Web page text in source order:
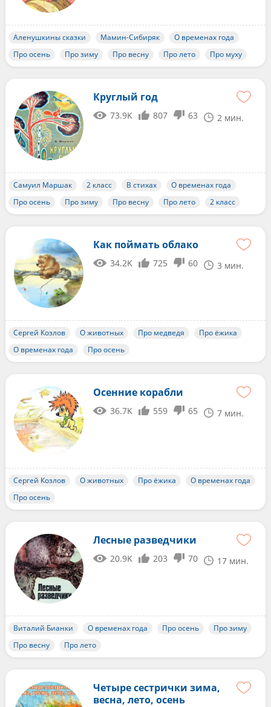
Аленушкины сказки Мамин-Сибиряк
О временах года
Про осень
Про зиму Про весну Про лето Про муху
Круглый год
73.9K 807 63 2 мин.
Самуил Маршак 2 класс В стихах
О временах года
Про осень
Про зиму Про весну Про лето 2 класс
Как поймать облако
34.2K 725 60 3 мин.
Сергей Козлов О животных Про медведя
Про ёжика
О временах года
Про осень
Осенние корабли
36.7K 559 65 7 мин.
Сергей Козлов О животных Про ёжика
О временах года
Про осень
Лесные разведчики
20.9K 203 70 17 мин.
Виталий Бианки О временах года Про осень
Про зиму
Про весну
Про лето
Четыре сестрички зима,
весна, лето, осень